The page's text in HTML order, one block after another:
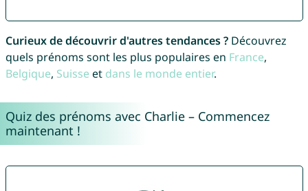
Curieux de découvrir d'autres tendances ?Découvrez
quels prénoms sont les plus populaires en France,
Belgique, Suisse et dans le monde entier.
Quiz des prénoms avec Charlie – Commencez
maintenant !